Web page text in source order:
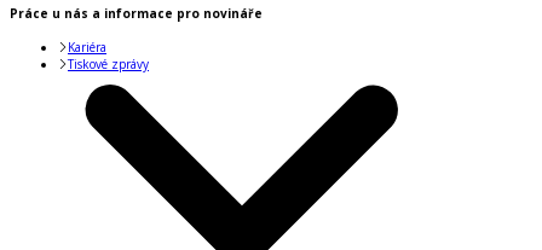
Práce u nás a informace pro novináře
Kariéra
Tiskové zprávy